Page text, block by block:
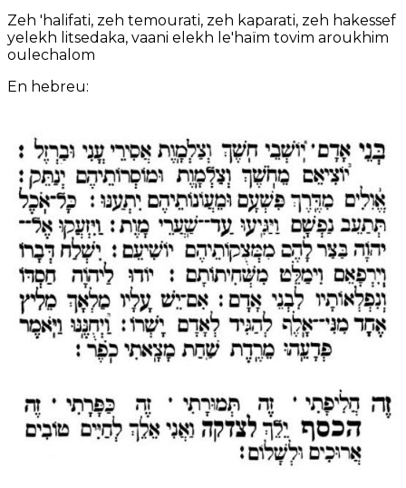
Zeh 'halifati, zeh temourati, zeh kaparati, zeh hakessef
yelekh litsedaka, vaani elekh le'haïm tovim aroukhim
oulechalom
En hebreu: